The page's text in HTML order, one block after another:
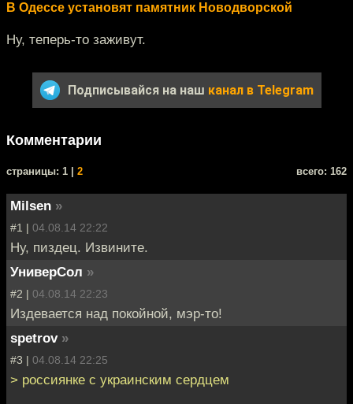
В Одессе установят памятник Новодворской
Ну, теперь-то заживут.
Подписывайся на наш канал в Telegram
Комментарии
cтраницы: 1 | 2 всего: 162
Milsen »
#1 | 04.08.14 22:22
Ну, пиздец. Извините.
УниверСол »
#2 | 04.08.14 22:23
Издевается над покойной, мэр-то!
spetrov »
#3 | 04.08.14 22:25
> россиянке с украинским сердцем